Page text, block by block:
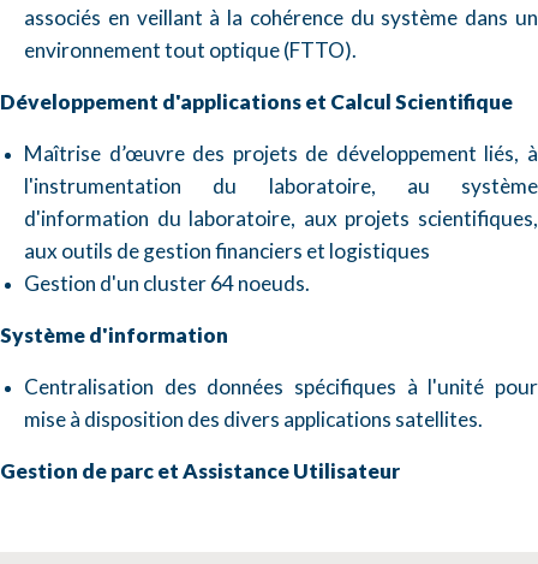
associés en veillant à la cohérence du système dans un
environnement tout optique (FTTO).
Développement d'applications et Calcul Scientifique
Maîtrise d’œuvre des projets de développement liés, à
l'instrumentation du laboratoire, au système
d'information du laboratoire, aux projets scientifiques,
aux outils de gestion financiers et logistiques
Gestion d'un cluster 64 noeuds.
Système d'information
Centralisation des données spécifiques à l'unité pour
mise à disposition des divers applications satellites.
Gestion de parc et Assistance Utilisateur